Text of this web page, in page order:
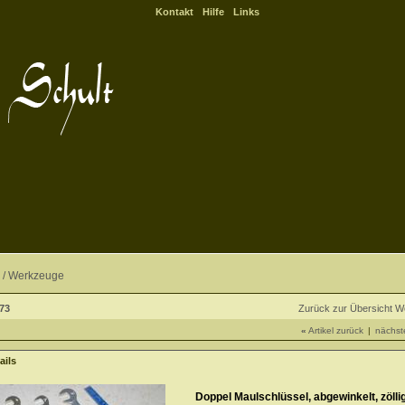
Kontakt Hilfe Links
/Werkzeuge
Zurück zur Übersicht
« Artikel zurück |
Doppel Maulschlüssel, abgewinkelt,